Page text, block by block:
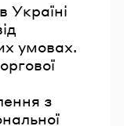
Україні
умовах.
з